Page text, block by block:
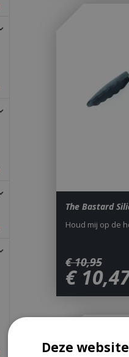
The Bastard
€ 10,95
€ 10,
Houd mij op de
Deze